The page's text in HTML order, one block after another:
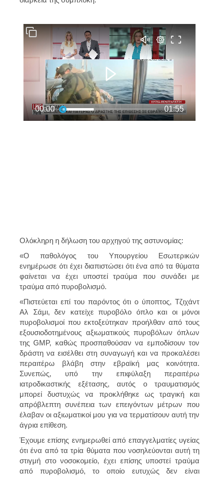
Ολόκληρη η δήλωση του αρχηγού της αστυνομίας:
«Ο παθολόγος του Υπουργείου Εσωτερικών
ενημέρωσε ότι έχει διαπιστώσει ότι ένα από τα θύματα
φαίνεται να έχει υποστεί τραύμα που συνάδει με
τραύμα από πυροβολισμό.
«Πιστεύεται επί του παρόντος ότι ο ύποπτος, Τζιχάντ
Αλ Σάμι, δεν κατείχε πυροβόλο όπλο και οι μόνοι
πυροβολισμοί που εκτοξεύτηκαν προήλθαν από τους
εξουσιοδοτημένους αξιωματικούς πυροβόλων όπλων
της GMP, καθώς προσπαθούσαν να εμποδίσουν τον
δράστη να εισέλθει στη συναγωγή και να προκαλέσει
περαιτέρω βλάβη στην εβραϊκή μας κοινότητα.
Συνεπώς, υπό την επιφύλαξη περαιτέρω
ιατροδικαστικής εξέτασης, αυτός ο τραυματισμός
μπορεί δυστυχώς να προκλήθηκε ως τραγική και
απρόβλεπτη συνέπεια των επειγόντων μέτρων που
έλαβαν οι αξιωματικοί μου για να τερματίσουν αυτή την
άγρια ​​επίθεση.
Έχουμε επίσης ενημερωθεί από επαγγελματίες υγείας
ότι ένα από τα τρία θύματα που νοσηλεύονται αυτή τη
στιγμή στο νοσοκομείο, έχει επίσης υποστεί τραύμα
από πυροβολισμό, το οποίο ευτυχώς δεν είναι